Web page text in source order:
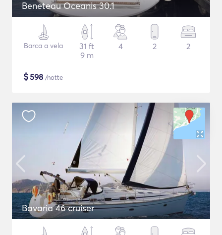
Beneteau Oceanis 30.1
Barca a vela
31 ft
9 m
4 2 2
$598 /notte
Bavaria 46 cruiser